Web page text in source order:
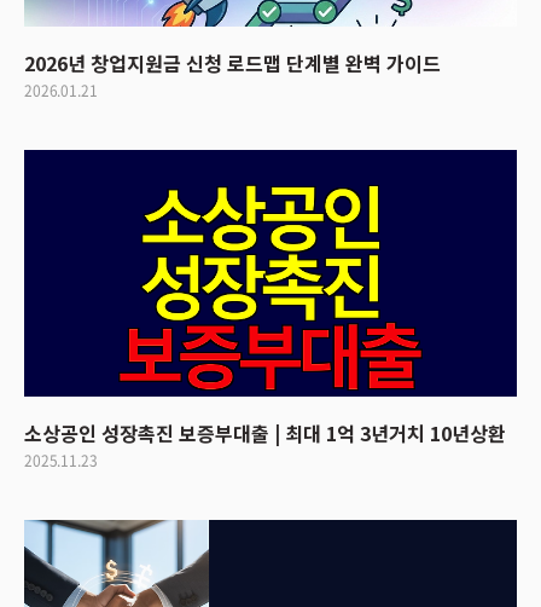
2026년 창업지원금 신청 로드맵 단계별 완벽 가이드
2026.01.21
소상공인 성장촉진 보증부대출 | 최대 1억 3년거치 10년상환
2025.11.23